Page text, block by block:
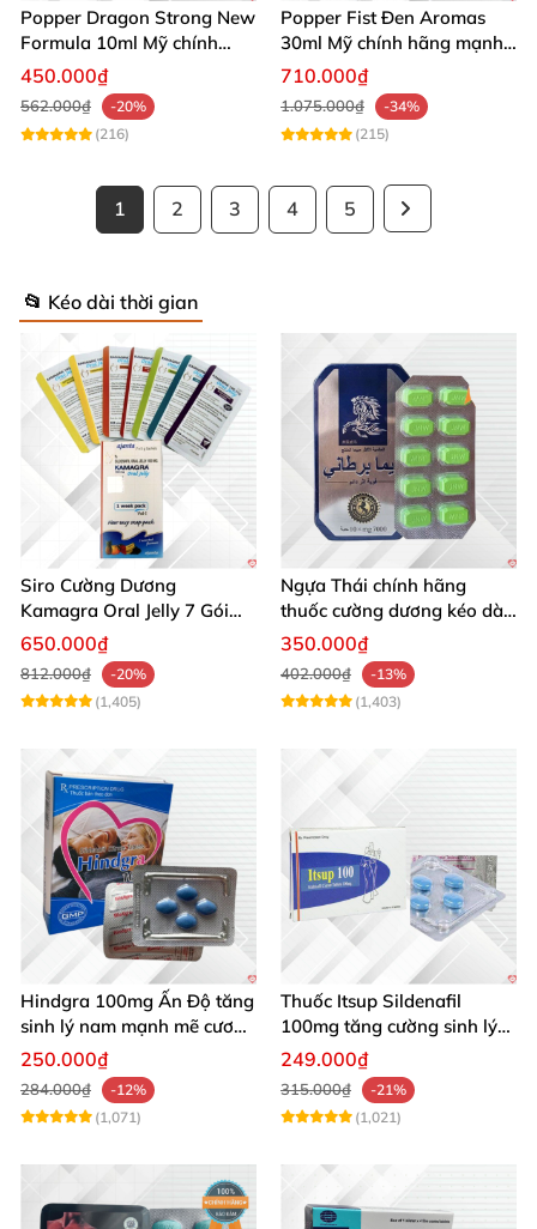
Popper Dragon Strong New
Formula 10ml Mỹ chính
hãng kích thích khoái cảm
450.000₫
562.000₫
-20%
(216)
Popper Fist Đen Aromas
30ml Mỹ chính hãng mạnh
mẽ kích thích
710.000₫
1.075.000₫
-34%
(215)
1 2 3 4 5
📂 Kéo dài thời gian
Siro Cường Dương
Kamagra Oral Jelly 7 Gói
100g tăng cường sinh lực
650.000₫
812.000₫
-20%
(1,405)
Ngựa Thái chính hãng
thuốc cường dương kéo dài
thời gian cho Nam hộp 10
350.000₫
402.000₫
-13%
(1,403)
Hindgra 100mg Ấn Độ tăng
sinh lý nam mạnh mẽ cương
dương lâu
250.000₫
284.000₫
-12%
(1,071)
Thuốc Itsup Sildenafil
100mg tăng cường sinh lý
kéo dài thời gian cho nam
249.000₫
315.000₫
-21%
(1,021)